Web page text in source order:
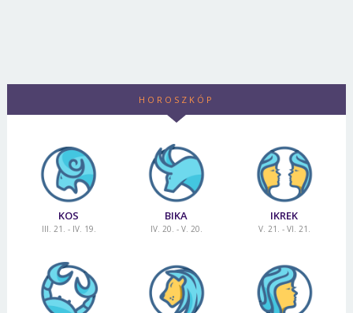
HOROSZKÓP
KOS
III. 21. - IV. 19.
BIKA
IV. 20. - V. 20.
IKREK
V. 21. - VI. 21.